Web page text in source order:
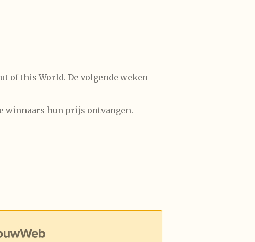
of this World. De volgende weken
winnaars hun prijs ontvangen.